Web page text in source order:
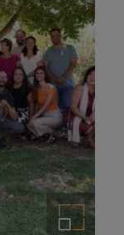
Ampliar imagen